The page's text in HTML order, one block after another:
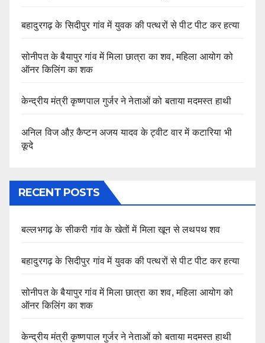
बहादुरगढ़ के सिदीपुर गांव में युवक की पत्थरों से पीट पीट कर हत्या
सोनीपत के बैयापुर गांव में मिला छात्रा का शव, महिला आयोग को
ऑनर किलिंग का शक
केन्द्रीय मंत्री कृष्णपाल गुर्जर ने नेताओं को बताया मदमस्त हाथी
अनिल विज औऱ कैप्टन अजय यादव के ट्वीट वार में कटारिया भी
कूदे
RECENT POSTS
बल्लभगढ़ के सीकरी गांव के खेतों में मिला खून से लथपथ शव
बहादुरगढ़ के सिदीपुर गांव में युवक की पत्थरों से पीट पीट कर हत्या
सोनीपत के बैयापुर गांव में मिला छात्रा का शव, महिला आयोग को
ऑनर किलिंग का शक
केन्द्रीय मंत्री कृष्णपाल गुर्जर ने नेताओं को बताया मदमस्त हाथी